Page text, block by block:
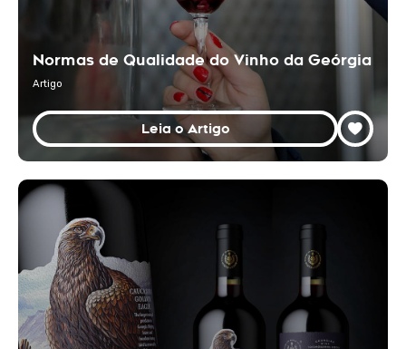
Normas de Qualidade do Vinho da Geórgia
Artigo
Leia o Artigo